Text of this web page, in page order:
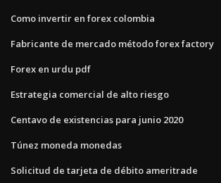
Como invertir en forex colombia
Fabricante de mercado método forex factory
Forex en urdu pdf
Estrategia comercial de alto riesgo
Centavo de existencias para junio 2020
Túnez moneda monedas
Solicitud de tarjeta de débito ameritrade